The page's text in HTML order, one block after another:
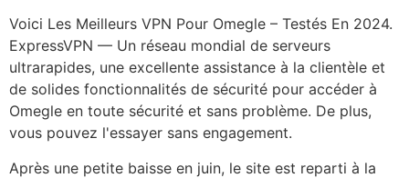
Voici Les Meilleurs VPN Pour Omegle – Testés En 2024.
ExpressVPN — Un réseau mondial de serveurs
ultrarapides, une excellente assistance à la clientèle et
de solides fonctionnalités de sécurité pour accéder à
Omegle en toute sécurité et sans problème. De plus,
vous pouvez l'essayer sans engagement.
Après une petite baisse en juin, le site est reparti à la